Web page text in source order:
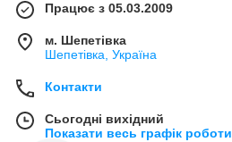
Працює з 05.03.2009
м. Шепетівка
Шепетівка, Україна
Контакти
Сьогодні вихідний
Показати весь графік роботи